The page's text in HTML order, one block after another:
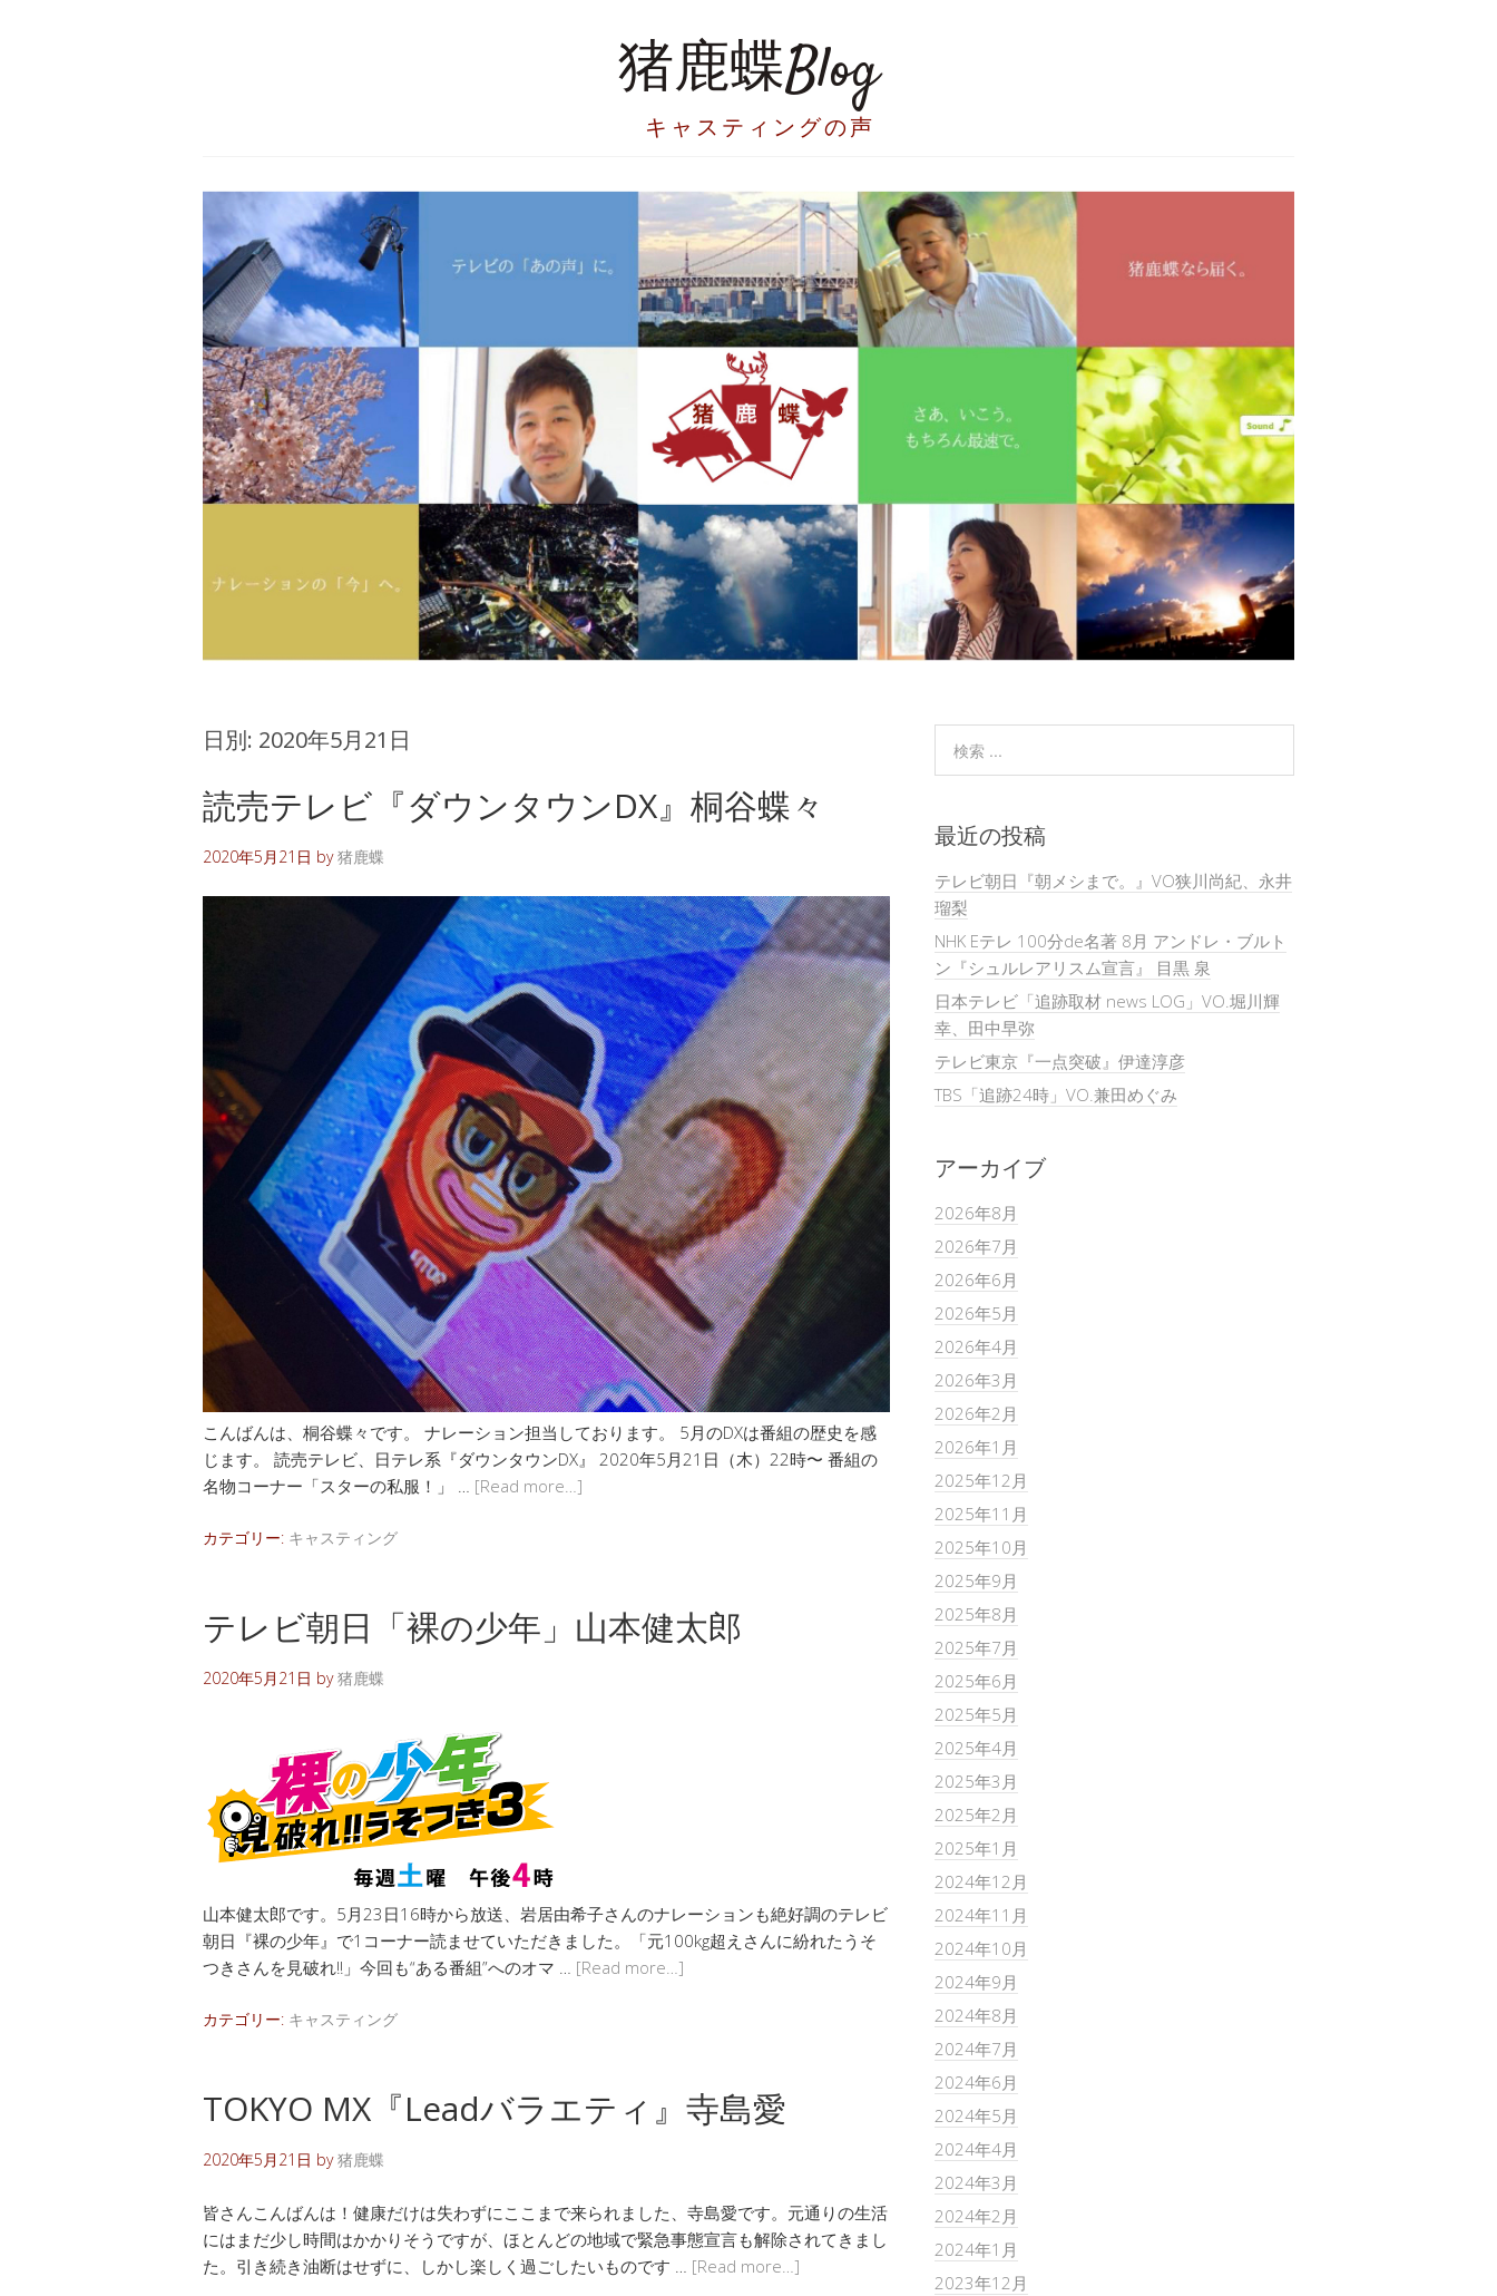
猪鹿蝶Blog
キャスティングの声
日別: 2020年5月21日
読売テレビ『ダウンタウンDX』‬桐谷蝶々
2020年5月21日 by猪鹿蝶
こんばんは、桐谷蝶々です。 ナレーション担当しております。 5月のDXは番組の歴史を感
じます。 ‪読売テレビ、日テレ系『ダウンタウンDX』‬ ‪2020年5月21日（木）22時〜‬ ‪番組の
名物コーナー「スターの私服！」 … [Read more…]
カテゴリー: キャスティング
テレビ朝日「裸の少年」山本健太郎
2020年5月21日 by猪鹿蝶
山本健太郎です。5月23日16時から放送、岩居由希子さんのナレーションも絶好調のテレビ
朝日『裸の少年』で1コーナー読ませていただきました。「元100kg超えさんに紛れたうそ
つきさんを見破れ!!」今回も“ある番組”へのオマ … [Read more…]
カテゴリー: キャスティング
TOKYO MX『Leadバラエティ』寺島愛
2020年5月21日 by猪鹿蝶
皆さんこんばんは！健康だけは失わずにここまで来られました、寺島愛です。元通りの生活
にはまだ少し時間はかかりそうですが、ほとんどの地域で緊急事態宣言も解除されてきまし
た。引き続き油断はせずに、しかし楽しく過ごしたいものです … [Read more…]
最近の投稿
テレビ朝日『朝メシまで。』VO狭川尚紀、永井
瑠梨
NHK Eテレ 100分de名著 8月 アンドレ・ブルト
ン『シュルレアリスム宣言』 目黒 泉
日本テレビ「追跡取材 news LOG」VO.堀川輝
幸、田中早弥
テレビ東京『一点突破』伊達淳彦
TBS「追跡24時」VO.兼田めぐみ
アーカイブ
2026年8月
2026年7月
2026年6月
2026年5月
2026年4月
2026年3月
2026年2月
2026年1月
2025年12月
2025年11月
2025年10月
2025年9月
2025年8月
2025年7月
2025年6月
2025年5月
2025年4月
2025年3月
2025年2月
2025年1月
2024年12月
2024年11月
2024年10月
2024年9月
2024年8月
2024年7月
2024年6月
2024年5月
2024年4月
2024年3月
2024年2月
2024年1月
2023年12月